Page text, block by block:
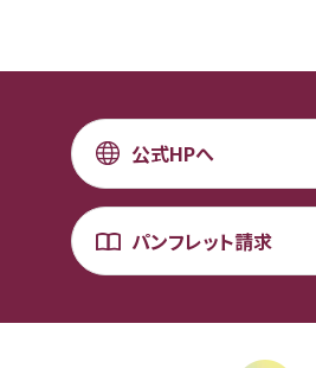
公式HPへ
パンフレット請求